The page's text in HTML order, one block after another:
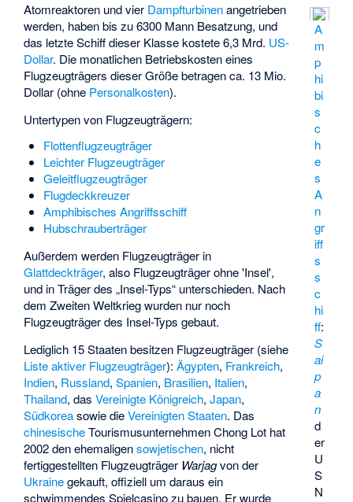
A
m
p
hi
bi
s
c
h
e
s
A
n
gr
iff
s
s
c
hi
ff:
S
ai
p
a
n
d
er
U
S
N
Atomreaktoren und vier Dampfturbinenangetrieben
werden, haben bis zu 6300 Mann Besatzung, und
das letzte Schiff dieser Klasse kostete 6,3 Mrd. US-
Dollar. Die monatlichen Betriebskosten eines
Flugzeugträgers dieser Größe betragen ca. 13 Mio.
Dollar (ohne Personalkosten).
Untertypen von Flugzeugträgern:
Flottenflugzeugträger
Leichter Flugzeugträger
Geleitflugzeugträger
Flugdeckkreuzer
Amphibisches Angriffsschiff
Hubschrauberträger
Außerdem werden Flugzeugträger in
Glattdeckträger, also Flugzeugträger ohne 'Insel',
und in Träger des „Insel-Typs“ unterschieden. Nach
dem Zweiten Weltkrieg wurden nur noch
Flugzeugträger des Insel-Typs gebaut.
Lediglich 15 Staaten besitzen Flugzeugträger (siehe
Liste aktiver Flugzeugträger):Ägypten, Frankreich,
Indien, Russland,Spanien, Brasilien, Italien,
Thailand, dasVereinigte Königreich,Japan,
Südkoreasowie dieVereinigten Staaten. Das
chinesischeTourismusunternehmen Chong Lot hat
2002 den ehemaligensowjetischen, nicht
fertiggestellten Flugzeugträger Warjagvon der
Ukrainegekauft, offiziell um daraus ein
schwimmendes Spielcasino zu bauen. Er wurde